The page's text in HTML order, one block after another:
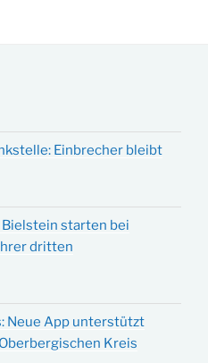
Einbrecher bleibt
Bielstein starten bei
dritten
Neue App unterstützt
Kreis